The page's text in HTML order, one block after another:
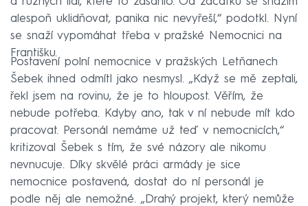
alespoň uklidňovat, panika nic nevyřeší,“ podotkl. Nyní
se snaží vypomáhat třeba v pražské Nemocnici na
Františku.
Postavení polní nemocnice v pražských Letňanech
Šebek ihned odmítl jako nesmysl. „Když se mě zeptali,
řekl jsem na rovinu, že je to hloupost. Věřím, že
nebude potřeba. Kdyby ano, tak v ní nebude mít kdo
pracovat. Personál nemáme už teď v nemocnicích,“
kritizoval Šebek s tím, že své názory ale nikomu
nevnucuje. Díky skvělé práci armády je sice
nemocnice postavená, dostat do ní personál je
podle něj ale nemožné. „Drahý projekt, který nemůže